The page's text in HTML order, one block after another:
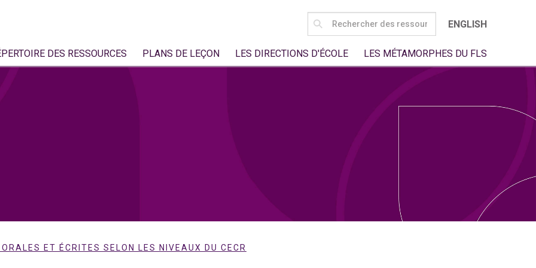
SEARCH
FOR:
ENGLISH
DES RESSOURCES PLANS DE LEÇON LES DIRECTIONS D'ÉCOLE LES MÉTAMORPHES DU FLS
ET ÉCRITES SELON LES NIVEAUX DU CECR